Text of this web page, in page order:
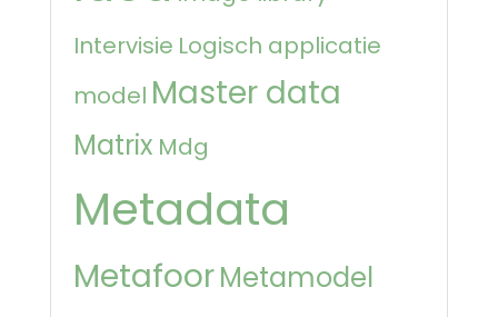
Intervisie Logisch applicatie
model Master data
Matrix Mdg
Metadata
MetafoorMetamodel